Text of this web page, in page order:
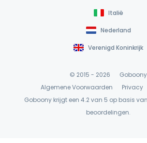
Italië
Nederland
Verenigd Koninkrijk
© 2015 - 2026
Goboony
Algemene Voorwaarden
Privacy
Goboony krijgt een 4.2 van 5 op basis
beoordelingen.